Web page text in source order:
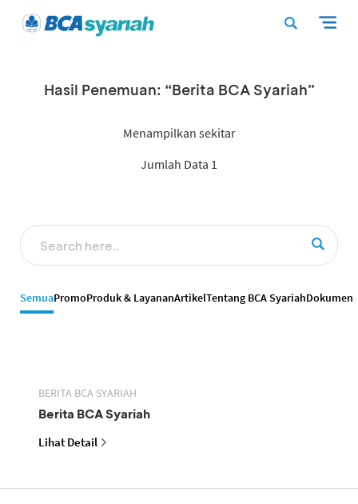
Hasil Penemuan: “Berita BCA Syariah”
Menampilkan sekitar
Jumlah Data 1
SemuaPromoProduk & LayananArtikelTentang BCA SyariahDokumen
BERITA BCA SYARIAH
Berita BCA Syariah
Lihat Detail